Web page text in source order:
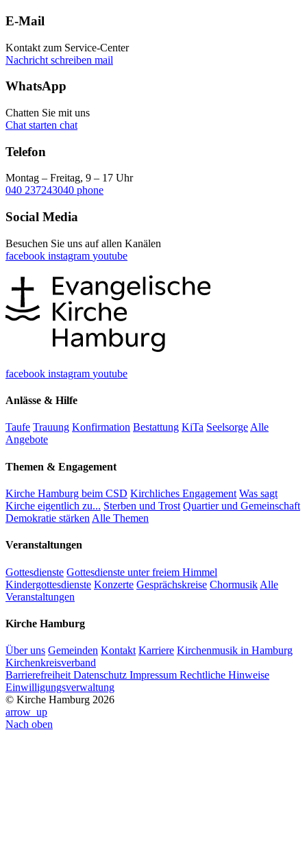
E-Mail
Kontakt zum Service-Center
Nachricht schreiben mail
WhatsApp
Chatten Sie mit uns
Chat starten chat
Telefon
Montag – Freitag, 9 – 17 Uhr
040 237243040 phone
Social Media
Besuchen Sie uns auf allen Kanälen
facebook instagram youtube
facebook instagram youtube
Anlässe & Hilfe
Taufe Trauung Konfirmation Bestattung KiTa SeelsorgeAlle
Angebote
Themen & Engagement
Kirche Hamburg beim CSD Kirchliches Engagement Was sagt
Kirche eigentlich zu... Sterben und Trost Quartier und Gemeinschaft
Demokratie stärken Alle Themen
Veranstaltungen
Gottesdienste Gottesdienste unter freiem Himmel
Kindergottesdienste Konzerte Gesprächskreise Chormusik Alle
Veranstaltungen
Kirche Hamburg
Über uns Gemeinden Kontakt Karriere Kirchenmusik in Hamburg
Kirchenkreisverband
Barrierefreiheit Datenschutz Impressum Rechtliche Hinweise
Einwilligungsverwaltung
© Kirche Hamburg 2026
arrow_up
Nach oben